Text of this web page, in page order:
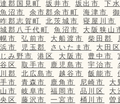
郡国見町
坂井市 坂出市 下
沼市
余市郡余市町 海津市
郡志賀町
北茨城市 寝屋川市
郡八千代町
魚沼市 大阪狭山
市
弘前市 大船渡市 柴田郡
市
児玉郡 さいたま市 大田区
み野市
港区 大阪市 豊中市
区
取手市 鹿児島市 宇治市
川郡
北広島市 越谷市 飯能市
市
青森市 鹿角市 尼崎市 大
市
岐阜市 福岡市 品川区 大
区
藤沢市 一宮市 桶川市 曽